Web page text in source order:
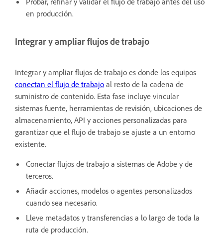
en producción.
Integrar y ampliar flujos de trabajo
Integrar y ampliar flujos de trabajo es donde los equipos
conectan el flujo de trabajo al resto de la cadena de
suministro de contenido. Esta fase incluye vincular
sistemas fuente, herramientas de revisión, ubicaciones de
almacenamiento, API y acciones personalizadas para
garantizar que el flujo de trabajo se ajuste a un entorno
existente.
Conectar flujos de trabajo a sistemas de Adobe y de
terceros.
Añadir acciones, modelos o agentes personalizados
cuando sea necesario.
Lleve metadatos y transferencias a lo largo de toda la
ruta de producción.